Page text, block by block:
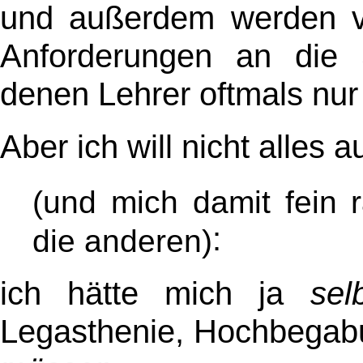
und außerdem
Anforderungen an die
denen Lehrer oftmals
Aber ich will nicht alles
(und mich damit fein
die anderen):
ich hätte mich ja
Legasthenie,